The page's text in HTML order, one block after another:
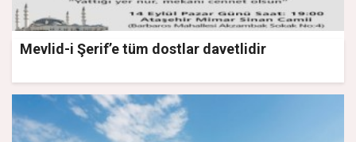
Mevlid-i Şerif’e tüm dostlar davetlidir